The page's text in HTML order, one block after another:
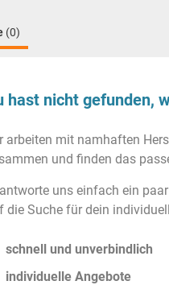
(0)
hast nicht gefunden,
arbeiten mit namhaften
und finden das
uns einfach ein
die Suche für dein
schnell und unverbindlich
individuelle Angebote